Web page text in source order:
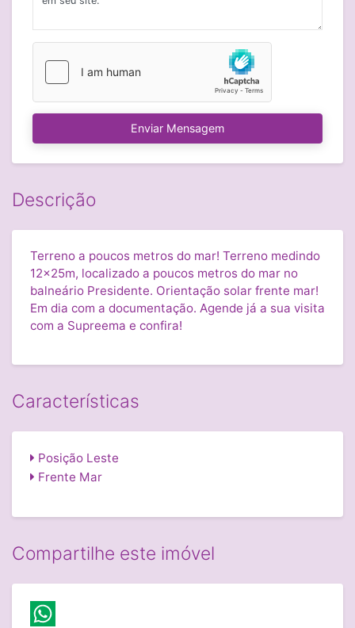
Enviar Mensagem
Descrição
Terreno a poucos metros do mar! Terreno medindo
12x25m, localizado a poucos metros do mar no
balneário Presidente. Orientação solar frente mar!
Em dia com a documentação. Agende já a sua visita
com a Supreema e confira!
Características
Posição Leste
Frente Mar
Compartilhe este imóvel